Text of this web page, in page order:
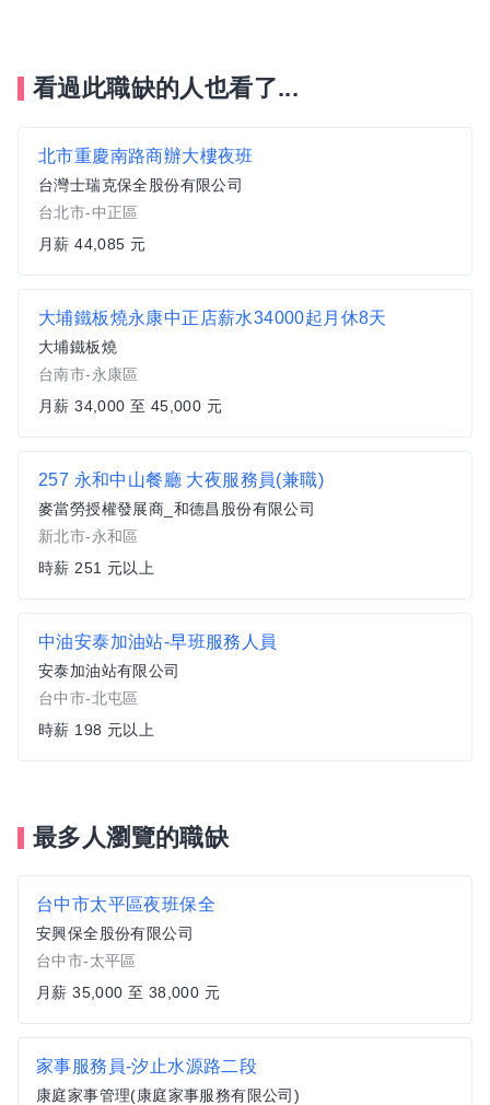
看過此職缺的人也看了...
北市重慶南路商辦大樓夜班
台灣士瑞克保全股份有限公司
台北市-中正區
月薪 44,085 元
大埔鐵板燒永康中正店薪水34000起月休8天
大埔鐵板燒
台南市-永康區
月薪 34,000 至 45,000 元
257 永和中山餐廳 大夜服務員(兼職)
麥當勞授權發展商_和德昌股份有限公司
新北市-永和區
時薪 251 元以上
中油安泰加油站-早班服務人員
安泰加油站有限公司
台中市-北屯區
時薪 198 元以上
最多人瀏覽的職缺
台中市太平區夜班保全
安興保全股份有限公司
台中市-太平區
月薪 35,000 至 38,000 元
家事服務員-汐止水源路二段
康庭家事管理(康庭家事服務有限公司)